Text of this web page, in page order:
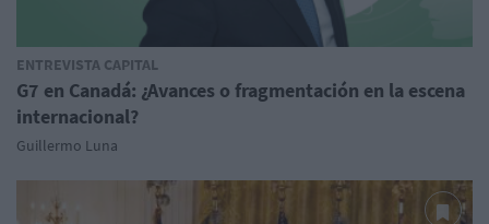
ENTREVISTA CAPITAL
G7 en Canadá: ¿Avances o fragmentación en la escena
internacional?
Guillermo Luna